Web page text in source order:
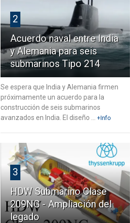
2
Acuerdo naval entre India
y Alemania para seis
submarinos Tipo 214
Se espera que India y Alemania firmen
próximamente un acuerdo para la
construcción de seis submarinos
avanzados en India. El diseño ...
+Info
3
HDW Submarino Clase
209NG - Ampliación del
legado